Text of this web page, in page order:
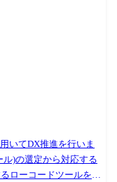
・実行することで、業
ータを Salesforce から
One のビジネス
全体の生産性向上を牽
任せします。 また、顧
だきます。 日々のデー
な作業もありますが、
応えを感じられる環境
いてDX推進を行いま
)の選定から対応する
ローコードツールを用